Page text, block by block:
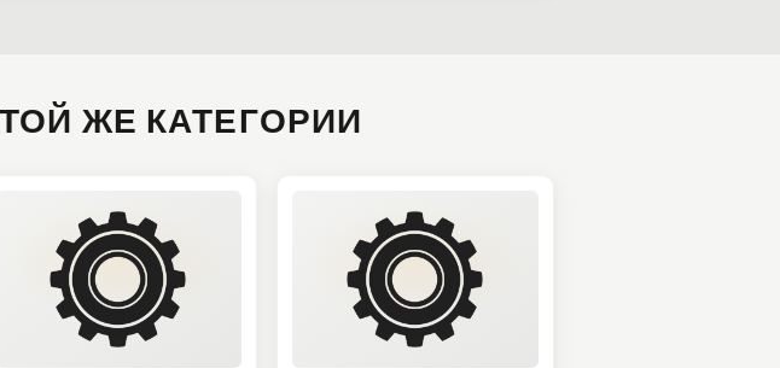
ЖЕ КАТЕГОРИИ